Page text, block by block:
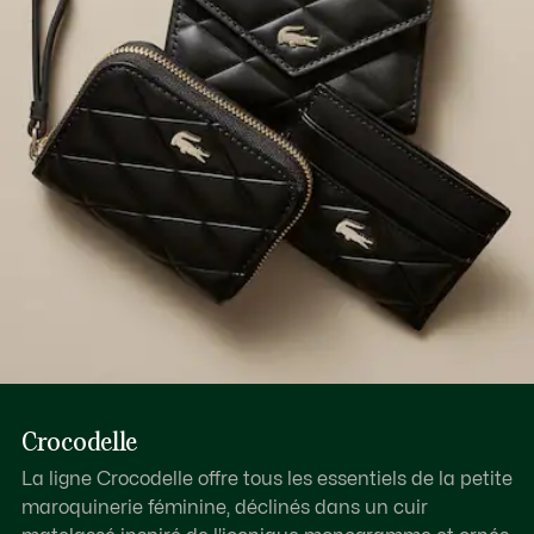
8 fentes intérieures et extérieures pour les cartes
2 compartiments
Crocodelle
La ligne Crocodelle offre tous les essentiels de la petite
maroquinerie féminine, déclinés dans un cuir